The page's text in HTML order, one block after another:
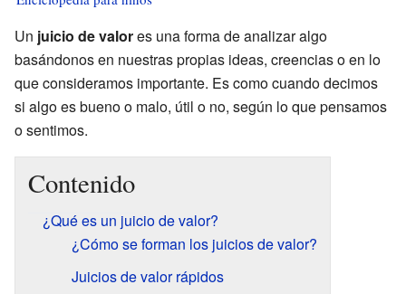
Un juicio de valores una forma de analizar algo
basándonos en nuestras propias ideas, creencias o en lo
que consideramos importante. Es como cuando decimos
si algo es bueno o malo, útil o no, según lo que pensamos
o sentimos.
Contenido
¿Qué es un juicio de valor?
¿Cómo se forman los juicios de valor?
Juicios de valor rápidos